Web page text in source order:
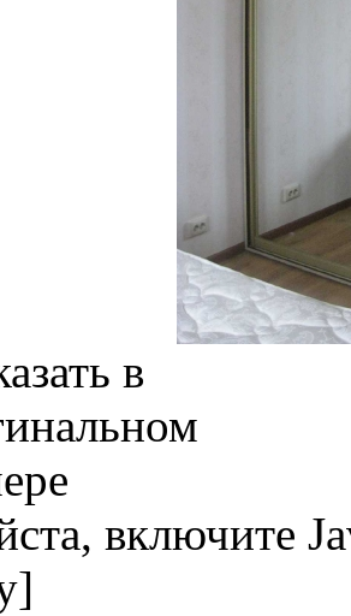
включите